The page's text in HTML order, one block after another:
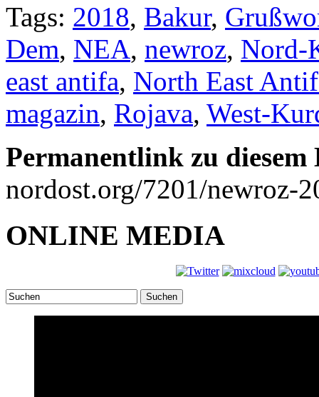
Tags: 2018, Bakur,
Dem, NEA, newroz, Nord-
east antifa, North East
magazin, Rojava, West-
Permanentlink zu
nordost.org/7201/newroz-
ONLINE MEDIA
Suchen